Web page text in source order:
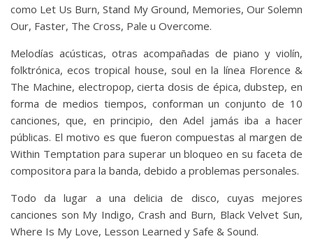
como Let Us Burn, Stand My Ground, Memories, Our Solemn
Our, Faster, The Cross, Pale u Overcome.
Melodías acústicas, otras acompañadas de piano y violín,
folktrónica, ecos tropical house, soul en la línea Florence &
The Machine, electropop, cierta dosis de épica, dubstep, en
forma de medios tiempos, conforman un conjunto de 10
canciones, que, en principio, den Adel jamás iba a hacer
públicas. El motivo es que fueron compuestas al margen de
Within Temptation para superar un bloqueo en su faceta de
compositora para la banda, debido a problemas personales.
Todo da lugar a una delicia de disco, cuyas mejores
canciones son My Indigo, Crash and Burn, Black Velvet Sun,
Where Is My Love, Lesson Learned y Safe & Sound.